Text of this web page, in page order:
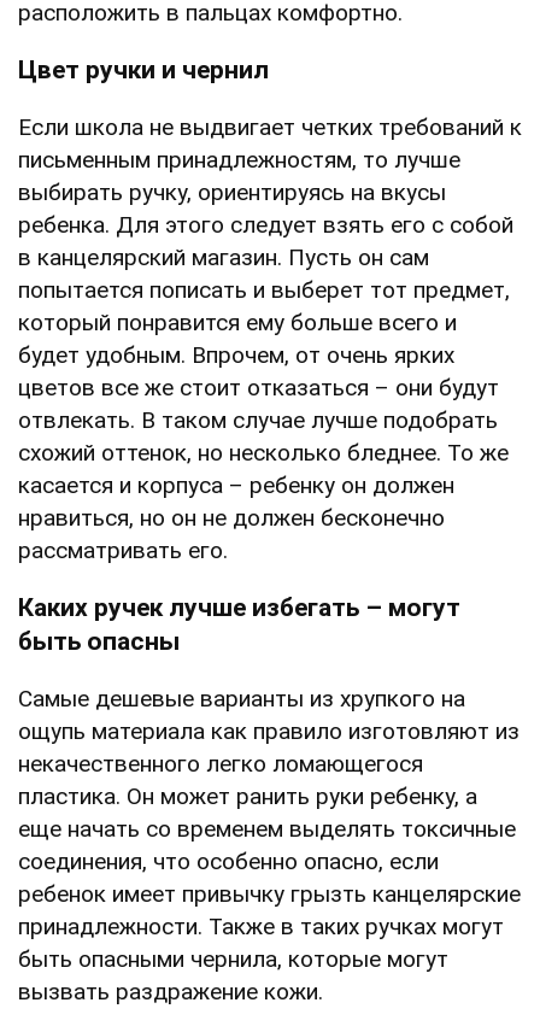
расположить в пальцах комфортно.
Цвет ручки и чернил
Если школа не выдвигает четких требований к
письменным принадлежностям, то лучше
выбирать ручку, ориентируясь на вкусы
ребенка. Для этого следует взять его с собой
в канцелярский магазин. Пусть он сам
попытается пописать и выберет тот предмет,
который понравится ему больше всего и
будет удобным. Впрочем, от очень ярких
цветов все же стоит отказаться – они будут
отвлекать. В таком случае лучше подобрать
схожий оттенок, но несколько бледнее. То же
касается и корпуса – ребенку он должен
нравиться, но он не должен бесконечно
рассматривать его.
Каких ручек лучше избегать – могут
быть опасны
Самые дешевые варианты из хрупкого на
ощупь материала как правило изготовляют из
некачественного легко ломающегося
пластика. Он может ранить руки ребенку, а
еще начать со временем выделять токсичные
соединения, что особенно опасно, если
ребенок имеет привычку грызть канцелярские
принадлежности. Также в таких ручках могут
быть опасными чернила, которые могут
вызвать раздражение кожи.